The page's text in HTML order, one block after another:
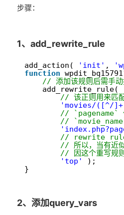
步骤：
1、add_rewrite_rule
1
2
14
add_action( 'init' ,
function
// 添加该规则后需手
add_rewrite_rule(
// 该正则用来匹
'movies/([^/
// `pagename`
//
// rewrite rules
// 所以，当有近
// 因这个重写规
'top'
);
}
2、添加query_vars